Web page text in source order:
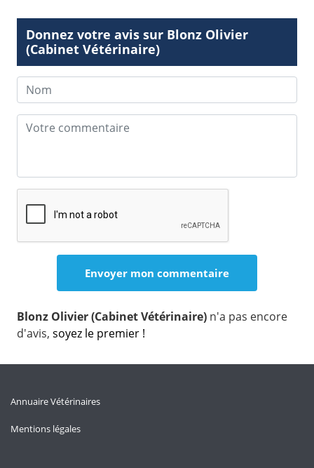
Donnez votre avis sur Blonz Olivier
(Cabinet Vétérinaire)
Blonz Olivier (Cabinet Vétérinaire) n'a pas encore
d'avis, soyez le premier !
Annuaire Vétérinaires
Mentions légales